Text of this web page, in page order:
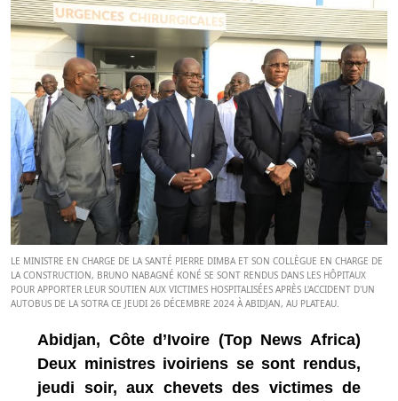
LE MINISTRE EN CHARGE DE LA SANTÉ PIERRE DIMBA ET SON COLLÈGUE EN CHARGE DE
LA CONSTRUCTION, BRUNO NABAGNÉ KONÉ SE SONT RENDUS DANS LES HÔPITAUX
POUR APPORTER LEUR SOUTIEN AUX VICTIMES HOSPITALISÉES APRÈS L'ACCIDENT D'UN
AUTOBUS DE LA SOTRA CE JEUDI 26 DÉCEMBRE 2024 À ABIDJAN, AU PLATEAU.
Abidjan, Côte d’Ivoire (Top News Africa)
Deux ministres ivoiriens se sont rendus,
jeudi soir, aux chevets des victimes de